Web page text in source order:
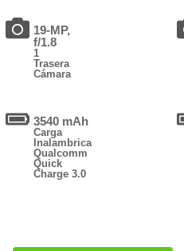
19-MP,
f/1.8
1
Trasera
Cámara
3540 mAh
Carga
Inalambrica
Qualcomm
Quick
Charge 3.0